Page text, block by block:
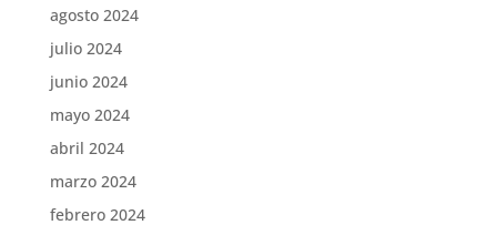
agosto 2024
julio 2024
junio 2024
mayo 2024
abril 2024
marzo 2024
febrero 2024